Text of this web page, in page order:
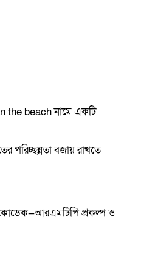
the beach নামে একটি
পরিচ্ছন্নতা বজায় রাখতে
প্রকল্প ও